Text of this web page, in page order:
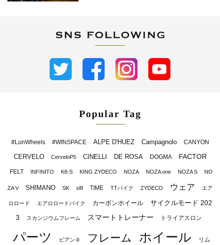
Popular Tag
#LunWheels #WINSPACE ALPE D'HUEZ Campagnolo CANYON
CERVELO CerveloP5 CINELLI DE ROSA DOGMA FACTOR
FELT INFINITO K8-S KING ZYDECO NOZA NOZA one NOZA S NO
ZA V SHIMANO SK sl8 TIME TTバイク ZYDECO ウェア エア
ロロード エアロロードバイク カーボンホイール
サイクルモード 202
3
スカンジウムフレーム スマートトレーナー トライアスロン
パーツ ビアンキ フレーム ホイール リム